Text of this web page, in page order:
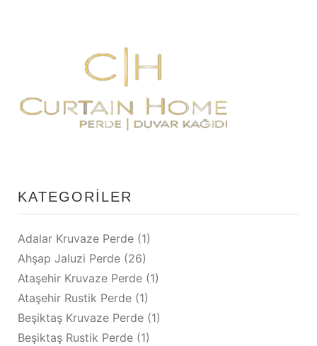
KATEGORILER
Adalar Kruvaze Perde (1)
Ahşap Jaluzi Perde (26)
Ataşehir Kruvaze Perde (1)
Ataşehir Rustik Perde (1)
Beşiktaş Kruvaze Perde (1)
Beşiktaş Rustik Perde (1)